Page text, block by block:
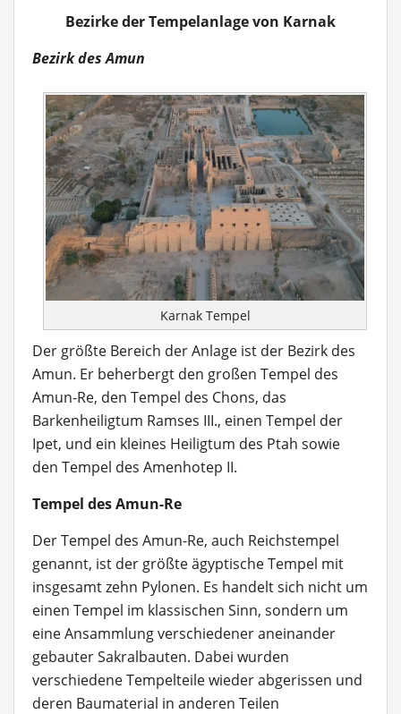
Bezirke der Tempelanlage von Karnak
Bezirk des Amun
Karnak Tempel
Der größte Bereich der Anlage ist der Bezirk des
Amun. Er beherbergt den großen Tempel des
Amun-Re, den Tempel des Chons, das
Barkenheiligtum Ramses III., einen Tempel der
Ipet, und ein kleines Heiligtum des Ptah sowie
den Tempel des Amenhotep II.
Tempel des Amun-Re
Der Tempel des Amun-Re, auch Reichstempel
genannt, ist der größte ägyptische Tempel mit
insgesamt zehn Pylonen. Es handelt sich nicht um
einen Tempel im klassischen Sinn, sondern um
eine Ansammlung verschiedener aneinander
gebauter Sakralbauten. Dabei wurden
verschiedene Tempelteile wieder abgerissen und
deren Baumaterial in anderen Teilen